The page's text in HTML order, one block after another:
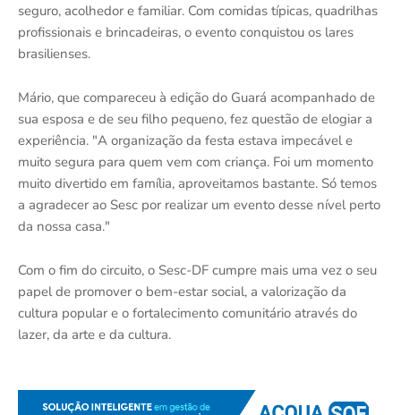
seguro, acolhedor e familiar. Com comidas típicas, quadrilhas
profissionais e brincadeiras, o evento conquistou os lares
brasilienses.
Mário, que compareceu à edição do Guará acompanhado de
sua esposa e de seu filho pequeno, fez questão de elogiar a
experiência. "A organização da festa estava impecável e
muito segura para quem vem com criança. Foi um momento
muito divertido em família, aproveitamos bastante. Só temos
a agradecer ao Sesc por realizar um evento desse nível perto
da nossa casa."
Com o fim do circuito, o Sesc-DF cumpre mais uma vez o seu
papel de promover o bem-estar social, a valorização da
cultura popular e o fortalecimento comunitário através do
lazer, da arte e da cultura.